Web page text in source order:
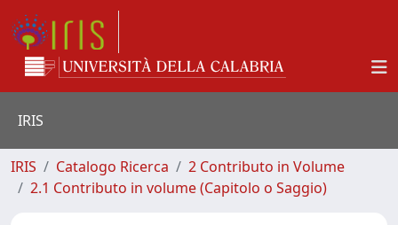
IRIS
IRIS Catalogo Ricerca
2 Contributo in Volume
2.1 Contributo in volume (Capitolo o Saggio)